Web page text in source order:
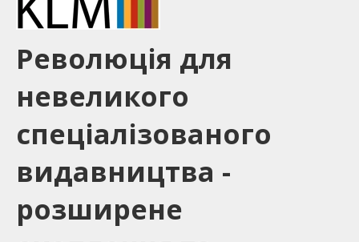
Революція для
невеликого
спеціалізованого
видавництва -
розширене